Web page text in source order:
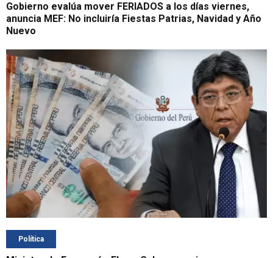
Gobierno evalúa mover FERIADOS a los días viernes,
anuncia MEF: No incluiría Fiestas Patrias, Navidad y Año
Nuevo
Política